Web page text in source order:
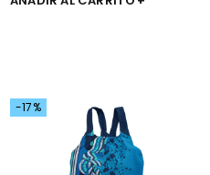
-17%